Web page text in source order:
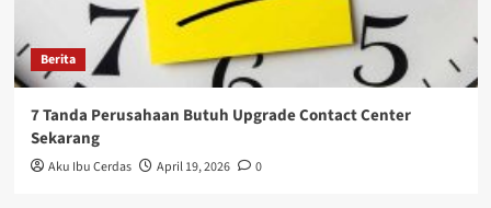
Berita
7 Tanda Perusahaan Butuh Upgrade Contact Center
Sekarang
Aku Ibu Cerdas April 19, 2026 0